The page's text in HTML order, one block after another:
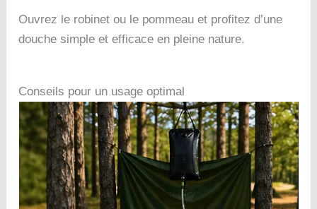
Ouvrez le robinet ou le pommeau et profitez d’une
douche simple et efficace en pleine nature.
Conseils pour un usage optimal